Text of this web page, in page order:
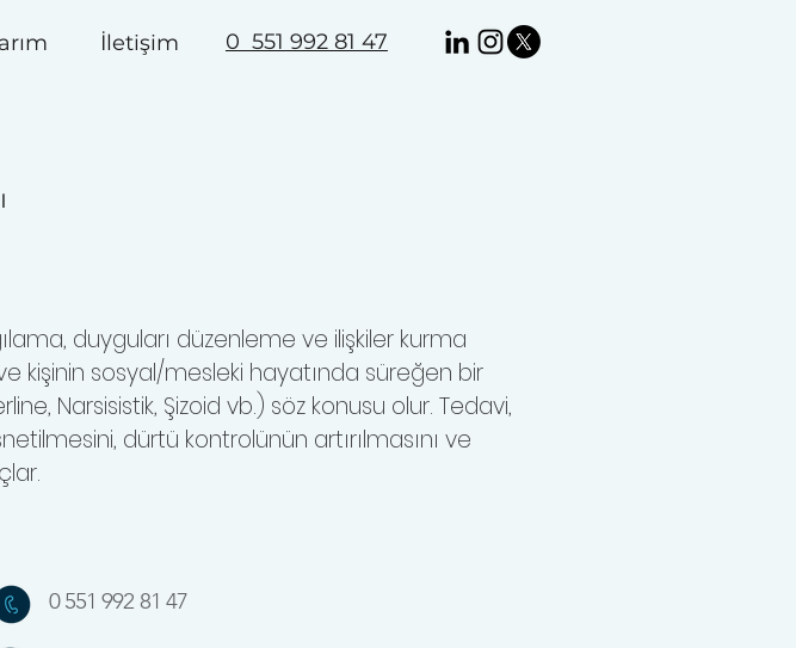
İletişim 0 551 992 81 47
duyguları düzenleme ve ilişkiler kurma
kişinin sosyal/mesleki hayatında süreğen bir
Narsisistik, Şizoid vb.) söz konusu olur. Tedavi,
dürtü kontrolünün artırılmasını ve
0 551 992 81 47